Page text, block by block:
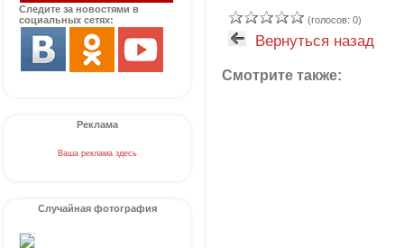
Следите за новостями в
социальных сетях:
Реклама
Ваша реклама здесь
Случайная фотография
(голосов: 0)
Вернуться назад
Смотрите также: